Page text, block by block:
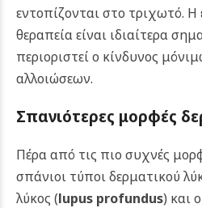
εντοπίζονται στο τριχωτό. Η
θεραπεία είναι ιδιαίτερα
περιοριστεί ο κίνδυνος
αλλοιώσεων.
Σπανιότερες μορφές
Πέρα από τις πιο συχνές
σπάνιοι τύποι δερματικού
λύκος (lupus profundus) και